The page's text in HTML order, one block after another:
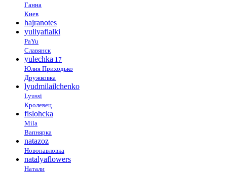
Ганна
Киев
hajranotes
yuliyafialki
PaYu
Славянск
yulechka 17
Юлия Приходько
Дружковка
lyudmilailchenko
Lyussi
Кролевец
fislohcka
Mila
Вапнярка
natazoz
Новопавловка
natalyaflowers
Натали